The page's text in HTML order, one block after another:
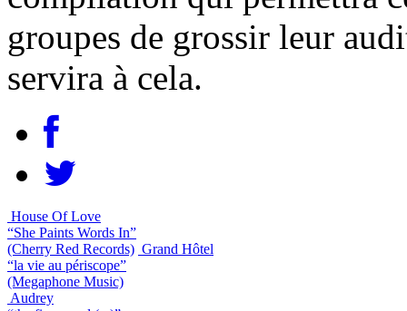
groupes de grossir leur
servira à cela.
House Of Love
“She Paints Words In”
(Cherry Red Records) Grand Hôtel
“la vie au périscope”
(Megaphone Music)
Audrey